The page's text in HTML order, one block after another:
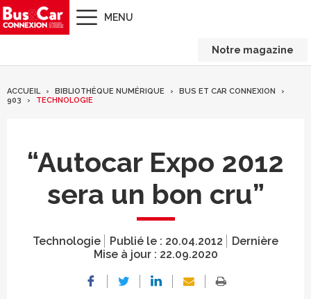
MENU
Notre magazine
ACCUEIL BIBLIOTHÈQUE NUMÉRIQUE
BUS ET CAR CONNEXION
903
TECHNOLOGIE
“Autocar Expo 2012
sera un bon cru”
Technologie Publié le : 20.04.2012
Dernière
Mise à jour : 22.09.2020